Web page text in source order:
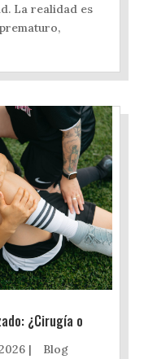
La realidad es
¿Cirugía o
|
Blog